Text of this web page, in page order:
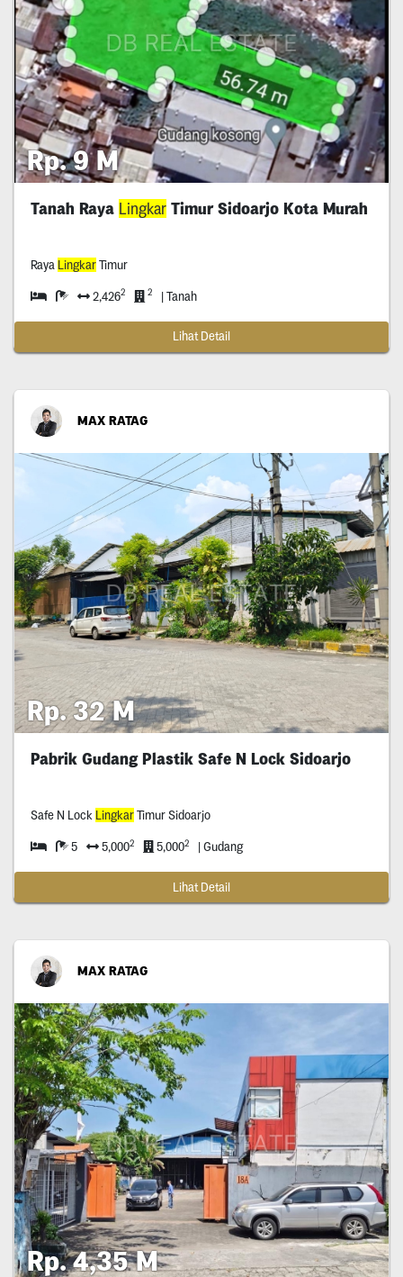
Rp. 9 M
Tanah Raya LingkarTimur Sidoarjo Kota Murah
Raya LingkarTimur
2,4262 2 | Tanah
Lihat Detail
MAX RATAG
Rp. 32 M
Pabrik Gudang Plastik Safe N Lock Sidoarjo
Safe N Lock LingkarTimur Sidoarjo
5 5,0002 5,0002 | Gudang
Lihat Detail
MAX RATAG
Rp. 4,35 M